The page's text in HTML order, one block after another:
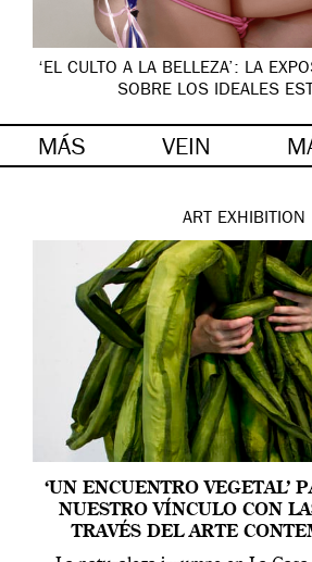
‘EL CULTO A LA BELLEZA’: LA
SOBRE LOS IDEALES
MÁS VEIN
ART EXHIBITION
‘UN ENCUENTRO VEGETAL’
NUESTRO VÍNCULO CON
TRAVÉS DEL ARTE